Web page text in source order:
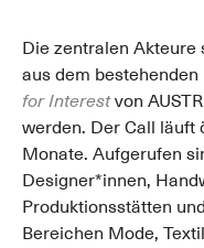
Die zentralen Akteure
aus dem
for Interest von
werden. Der Call
Monate. Aufgerufen
Designer*innen,
Produktionsstätten
Bereichen Mode,